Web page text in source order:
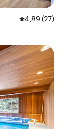
Évaluation
4,89 (27)